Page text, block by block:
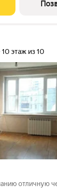
10 этаж из 10
отличную